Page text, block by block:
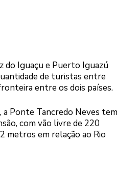
Iguaçu e Puerto Iguazú
de turistas entre
entre os dois países.
a Ponte Tancredo Neves tem
com vão livre de 220
metros em relação ao Rio